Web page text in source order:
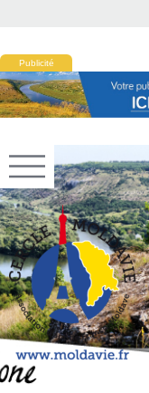
Publicité